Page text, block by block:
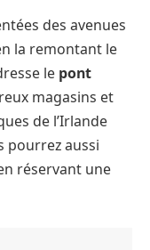
des avenues
la remontant le
le pont
magasins et
de l’Irlande
pourrez aussi
réservant une